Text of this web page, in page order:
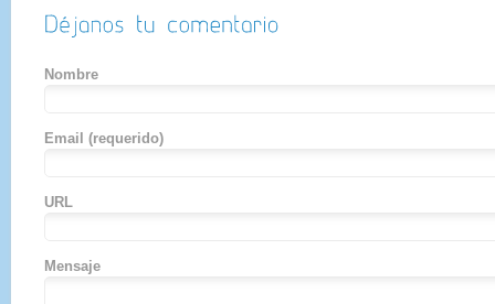
Nombre
Email (requerido)
URL
Mensaje